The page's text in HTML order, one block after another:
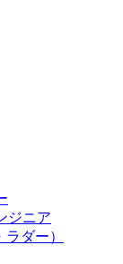
ジニア
ダー）